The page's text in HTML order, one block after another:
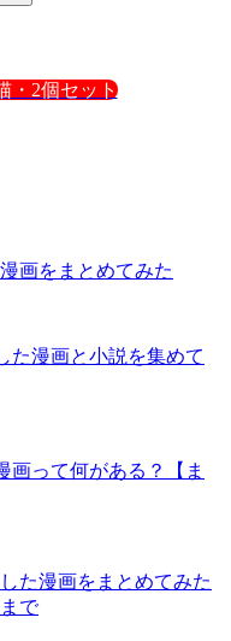
・2個セット
画をまとめてみた
た漫画と小説を集めて
画って何がある？【ま
た漫画をまとめてみた
で